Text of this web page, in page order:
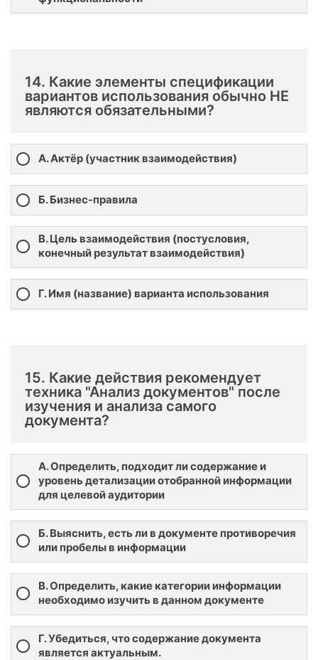
14. Какие элементы спецификации
вариантов использования обычно НЕ
являются обязательными?
А. Актёр (участник взаимодействия)
Б. Бизнес-правила
В. Цель взаимодействия (постусловия,
конечный результат взаимодействия)
Г. Имя (название) варианта использования
15. Какие действия рекомендует
техника "Анализ документов" после
изучения и анализа самого
документа?
А. Определить, подходит ли содержание и
уровень детализации отобранной информации
для целевой аудитории
Б. Выяснить, есть ли в документе противоречия
или пробелы в информации
В. Определить, какие категории информации
необходимо изучить в данном документе
Г. Убедиться, что содержание документа
является актуальным.